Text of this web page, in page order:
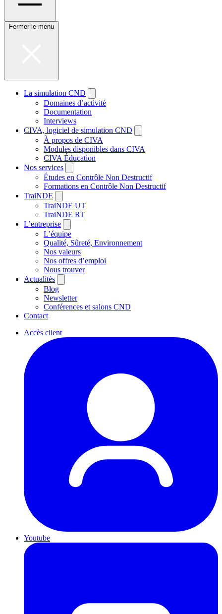
Fermer le menu
La simulation CND
Domaines d’activité
Documentation
Interviews
CIVA, logiciel de simulation CND
À propos de CIVA
Modules disponibles dans CIVA
CIVA Éducation
Nos services
Études en Contrôle Non Destructif
Formations en Contrôle Non Destructif
TraiNDE
TraiNDE UT
TraiNDE RT
L’entreprise
L’équipe
Qualité, Sûreté, Environnement
Nos valeurs
Nos offres d’emploi
Nous trouver
Actualités
Blog
Newsletter
Conférences et salons CND
Contact
Accès client
Youtube